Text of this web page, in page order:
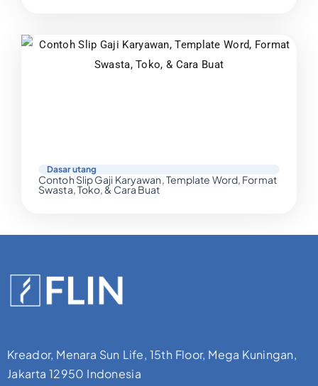
Dasar utang
Contoh Slip Gaji Karyawan, Template Word, Format
Swasta, Toko, & Cara Buat
Kreador, Menara Sun Life, 15th Floor, Mega Kuningan,
Jakarta 12950 Indonesia